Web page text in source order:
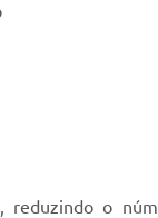
reduzindo o